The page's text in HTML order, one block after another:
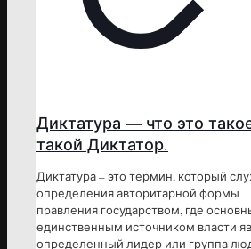
Диктатура — что это
такой Диктатор.
Диктатура – это термин, который
определения авторитарной формы
правления государством, где
единственным источником власти
определенный лидер или группа